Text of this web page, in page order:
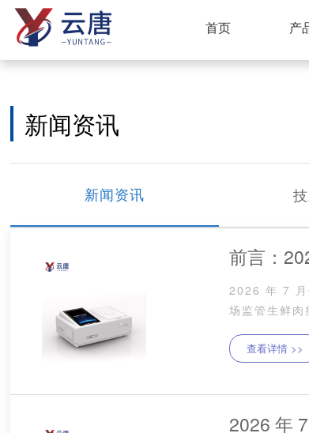
首页 产
新闻资讯
新闻资讯
前言：
性
2026 年 7 月
场监管生鲜
查看详情 >>
2026 年